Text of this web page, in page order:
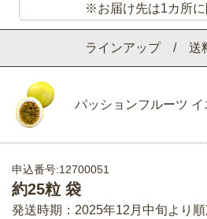
ラインアップ /
パッションフルーツ
申込番号:12700051
約25粒 袋
発送時期：2025年12月中旬より順
※お届け先は1カ所に